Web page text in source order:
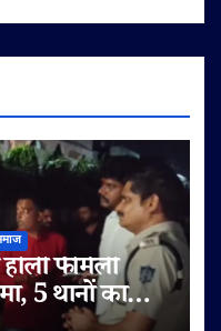
फैमिली
5 थानों का